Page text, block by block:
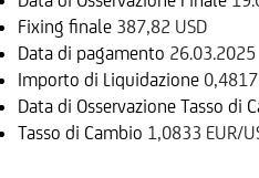
Fixing finale 387,82 USD
Data di pagamento 26.03.2025
Importo di Liquidazione 0,4817
Data di Osservazione Tasso di
Tasso di Cambio 1,0833 EUR/